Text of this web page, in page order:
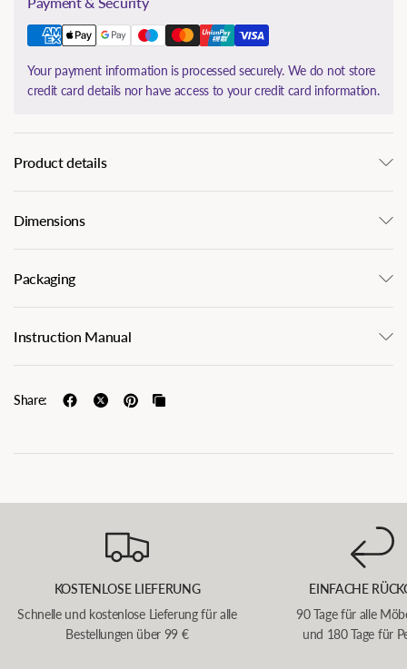
Your payment information is processed securely. We do not store
credit card details nor have access to your credit card information.
Product details
Dimensions
Packaging
Instruction Manual
Share:
KOSTENLOSE LIEFERUNG
Schnelle und kostenlose Lieferung für alle
Bestellungen über 99 €
EINFACHE
90 Tage für alle
und 180 Tage für